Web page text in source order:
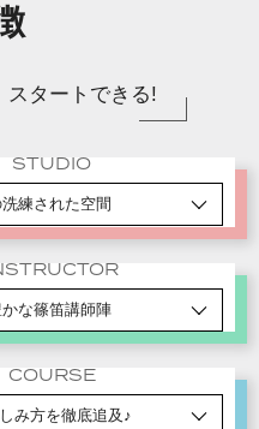
スタートできる!
STUDIO
練された空間
な篠笛講師陣
COURSE
み方を徹底追及♪